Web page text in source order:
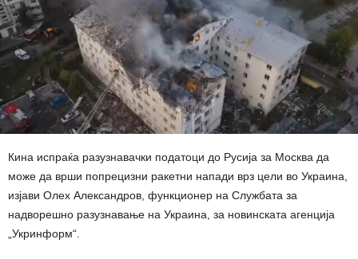
Кина испраќа разузнавачки податоци до Русија за Москва да
може да врши попрецизни ракетни напади врз цели во Украина,
изјави Олех Александров, функционер на Службата за
надворешно разузнавање на Украина, за новинската агенција
„Укринформ“.